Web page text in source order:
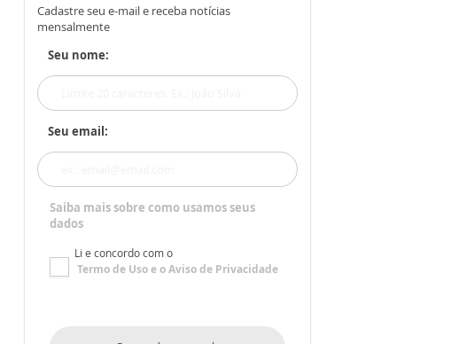
Cadastre seu e-mail e receba notícias
mensalmente
Seu nome:
Seu email:
Saiba mais sobre como usamos seus
dados
Li e concordo com o
Termo de Usoe oAviso de Privacidade